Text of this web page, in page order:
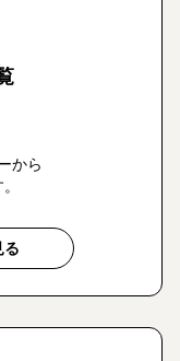
から
る